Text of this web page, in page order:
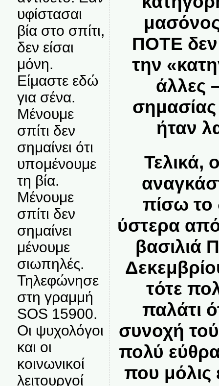
υφίστασαι
βία στο σπίτι,
δεν είσαι
μόνη.
Είμαστε εδώ
για σένα.
Μένουμε
σπίτι δεν
σημαίνει ότι
υπομένουμε
τη βία.
Μένουμε
σπίτι δεν
σημαίνει
μένουμε
σιωπηλές.
Τηλεφώνησε
στη γραμμή
SOS 15900.
Οι ψυχολόγοι
και οι
κοινωνικοί
λειτουργοί
ΠΟΤΕ δεν
την
άλλες
ήταν
Τελικά,
πίσω το
ύστερα
βασιλιά
τότε
παλάτι
συνοχή
πολύ
που μόλις